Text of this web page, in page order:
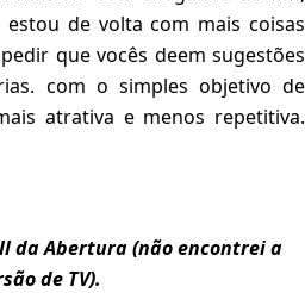
de volta com mais coisas
que vocês deem sugestões
com o simples objetivo de
atrativa e menos repetitiva.
da Abertura (não encontrei a
de TV).